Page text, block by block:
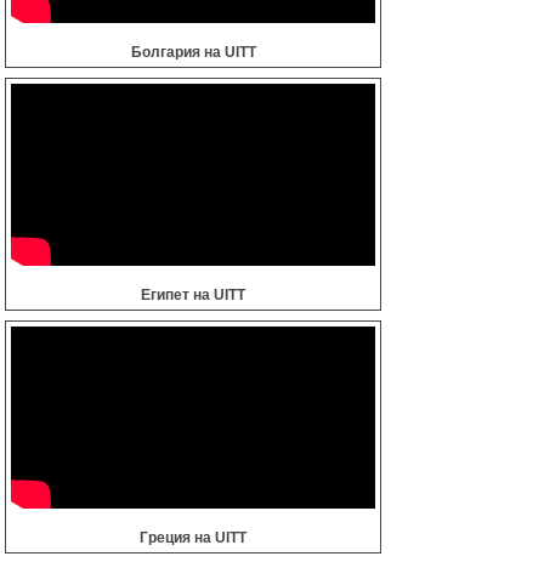
Болгария на UITT
Египет на UITT
Греция на UITT